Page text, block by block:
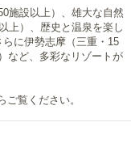
施設以上）、雄大な自然
上）、歴史と温泉を楽し
に伊勢志摩（三重・15
など、多彩なリゾートが
覧ください。